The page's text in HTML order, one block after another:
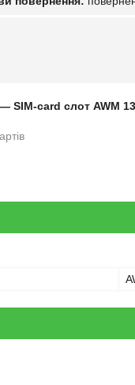
SIM-card слот AWM